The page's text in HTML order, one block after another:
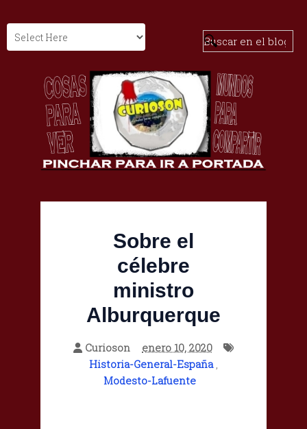
Sobre el
célebre
ministro
Alburquerque
Curioson
enero 10, 2020
Historia-General-España,
Modesto-Lafuente